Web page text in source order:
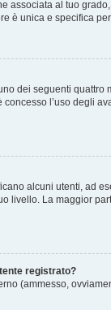
al tuo
è unica e specifica per
dei seguenti
l’uso degli
alcuni utenti, ad
La maggior
registrato?
(ammesso,